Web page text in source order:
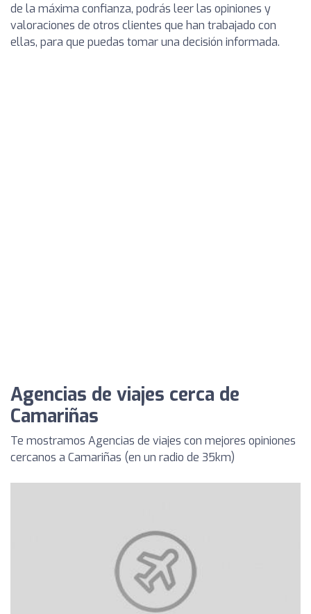
de la máxima confianza, podrás leer las opiniones y
valoraciones de otros clientes que han trabajado con
ellas, para que puedas tomar una decisión informada.
Agencias de viajes cerca de
Camariñas
Te mostramos Agencias de viajes con mejores opiniones
cercanos a Camariñas (en un radio de 35km)